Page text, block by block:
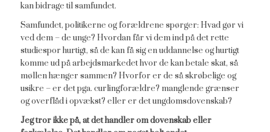
kan bidrage til samfundet.
Samfundet, politikerne og forældrene spørger: Hvad gør vi
ved dem – de unge? Hvordan får vi dem ind på det rette
studiespor hurtigt, så de kan få sig en uddannelse og hurtigt
komme ud på arbejdsmarkedet hvor de kan betale skat, så
møllen hænger sammen? Hvorfor er de så skrøbelige og
usikre – er det pga. curlingforældre? manglende grænser
og overflåd i opvækst? eller er det ungdomsdovenskab?
Jeg tror ikke på, at det handler om dovenskab eller